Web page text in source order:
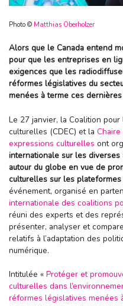
Photo © Matthias Oberholzer
Alors que le Canada entend
pour que les entreprises en
exigences que les
réformes législatives du
menées à terme ces
Le 27 janvier, la Coalition
culturelles (CDEC) et la
expressions culturelles ont
internationale sur les
autour du globe en vue de
culturelles sur les
événement, organisé en
internationale des coalitions
réuni des experts et des
présenter, analyser et
relatifs à l’adaptation des
numérique.
Intitulée « Protéger et
culturelles dans
réformes législatives menées